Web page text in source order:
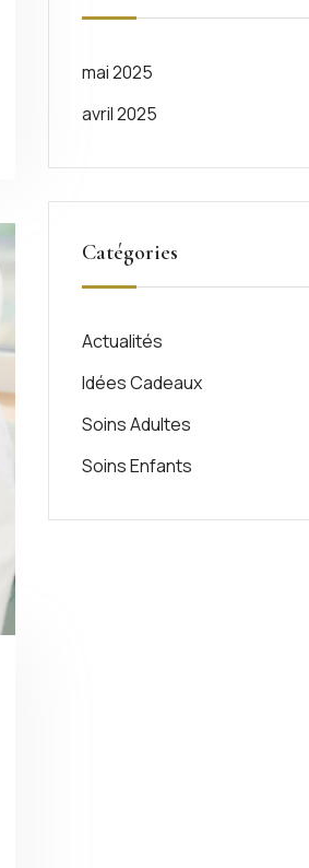
mai 2025
avril 2025
Catégories
Actualités
Idées Cadeaux
Soins Adultes
Soins Enfants